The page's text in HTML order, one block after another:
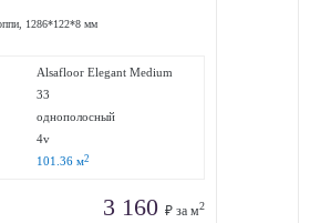
1286*122*8 мм
Alsafloor Elegant Medium
33
однополосный
4v
101.36 м2
3 160 ₽ за м2